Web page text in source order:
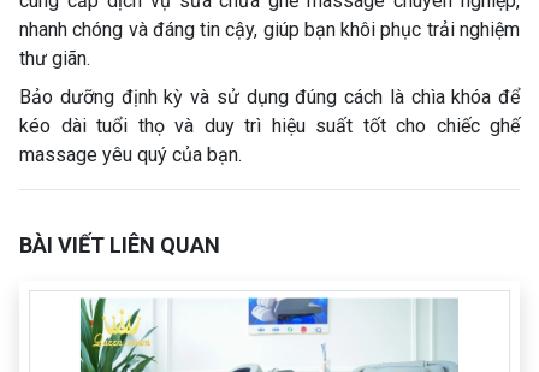
nhanh chóng và đáng tin cậy, giúp bạn khôi phục trải nghiệm
thư giãn.
Bảo dưỡng định kỳ và sử dụng đúng cách là chìa khóa để
kéo dài tuổi thọ và duy trì hiệu suất tốt cho chiếc ghế
massage yêu quý của bạn.
BÀI VIẾT LIÊN QUAN